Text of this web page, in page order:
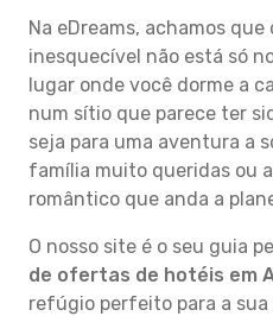
Na eDreams, achamos
inesquecível não está só
lugar onde você dorme a
num sítio que parece ter
seja para uma aventura a
família muito queridas ou
romântico que anda a
O nosso site é o seu guia
de ofertas de hotéis em
refúgio perfeito para a sua